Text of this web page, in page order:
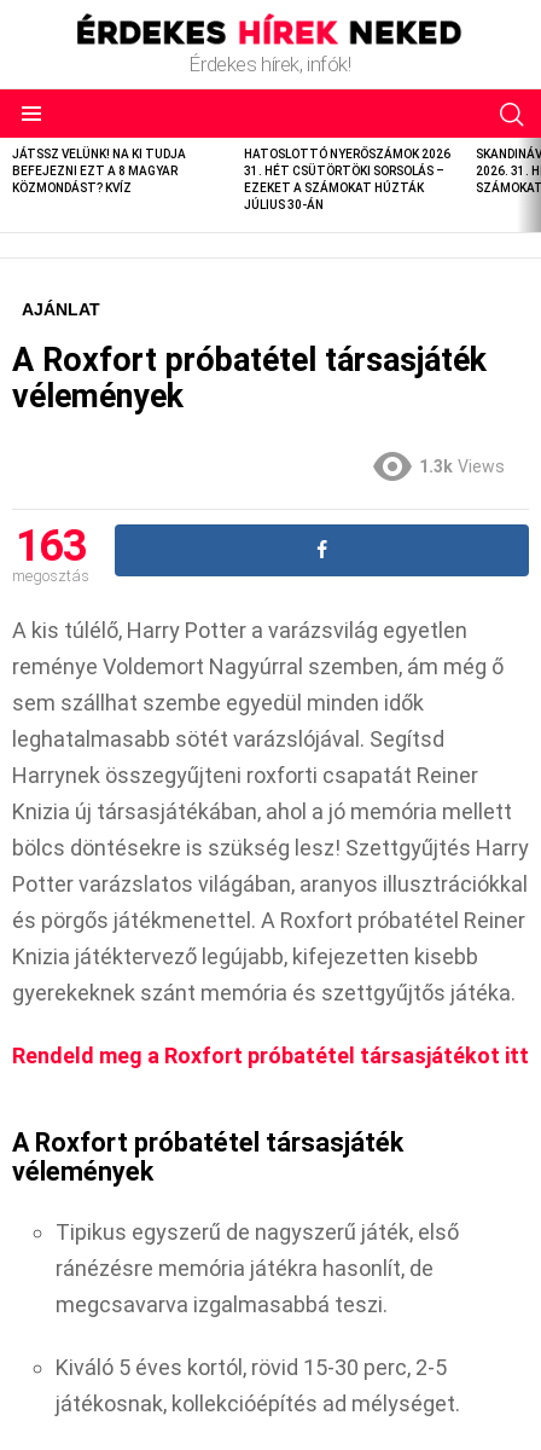
Érdekes hírek, infók!
LATEST
STORIES
JÁTSSZ VELÜNK! NA KI TUDJA
BEFEJEZNI EZT A 8 MAGYAR
KÖZMONDÁST? KVÍZ
HATOSLOTTÓ NYERŐSZÁMOK 2026
31. HÉT CSÜTÖRTÖKI SORSOLÁS –
EZEKET A SZÁMOKAT HÚZTÁK
JÚLIUS 30-ÁN
2026. 31.
AJÁNLAT
A Roxfort próbatétel társasjáték
vélemények
1.3k Views
163
megosztás
A kis túlélő, Harry Potter a varázsvilág egyetlen
reménye Voldemort Nagyúrral szemben, ám még ő
sem szállhat szembe egyedül minden idők
leghatalmasabb sötét varázslójával. Segítsd
Harrynek összegyűjteni roxforti csapatát Reiner
Knizia új társasjátékában, ahol a jó memória mellett
bölcs döntésekre is szükség lesz! Szettgyűjtés Harry
Potter varázslatos világában, aranyos illusztrációkkal
és pörgős játékmenettel. A Roxfort próbatétel Reiner
Knizia játéktervező legújabb, kifejezetten kisebb
gyerekeknek szánt memória és szettgyűjtős játéka.
Rendeld meg a Roxfort próbatétel társasjátékot itt
A Roxfort próbatétel társasjáték
vélemények
Tipikus egyszerű de nagyszerű játék, első
ránézésre memória játékra hasonlít, de
megcsavarva izgalmasabbá teszi.
Kiváló 5 éves kortól, rövid 15-30 perc, 2-5
játékosnak, kollekcióépítés ad mélységet.